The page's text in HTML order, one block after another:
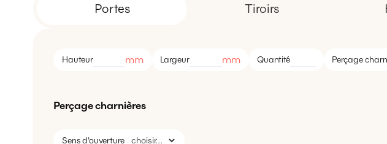
Portes Tiroirs
Hauteur mm Largeur mm Quantité Perçage
Perçage charnières
Sens d'ouverture